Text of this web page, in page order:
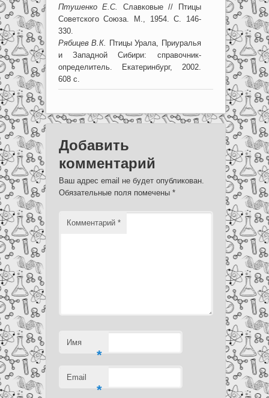
Птушенко Е.С.
Славковые // Птицы
Советского Союза. М., 1954. С. 146-
330.
Рябицев В.К.
Птицы Урала, Приуралья
и Западной Сибири: справочник-
определитель. Екатеринбург, 2002.
608 с.
Добавить
комментарий
Ваш адрес email не будет опубликован.
Обязательные поля помечены *
Комментарий *
Имя
*
Email
*